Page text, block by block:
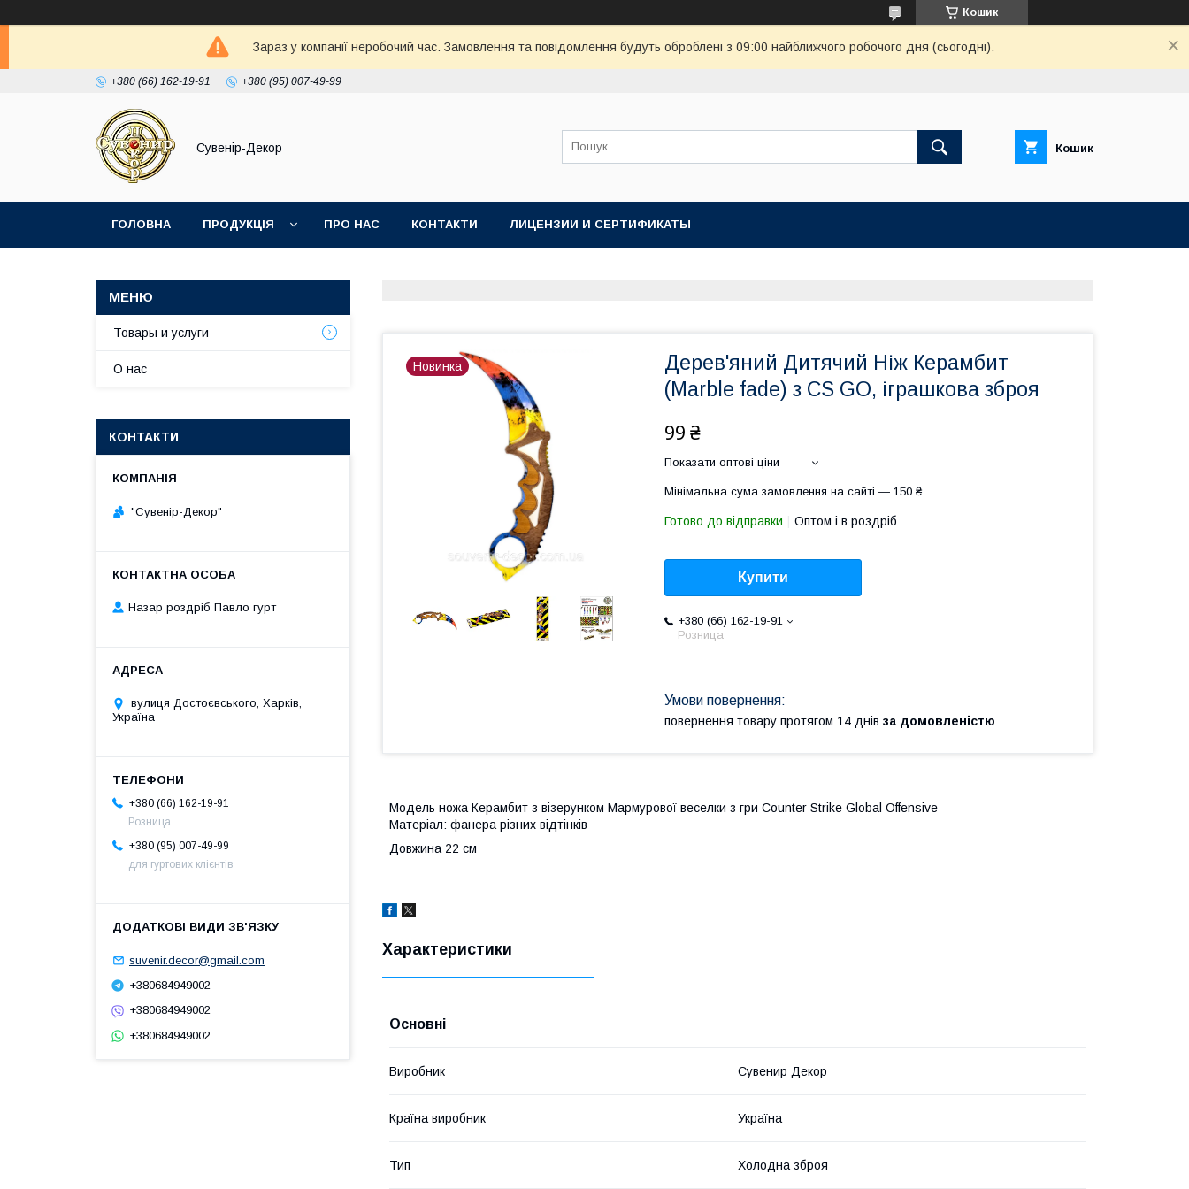
Кошик
Зараз у компанії неробочий час. Замовлення та повідомлення будуть оброблені з 09:00 найближчого робочого дня (сьогодні).
+380 (66) 162-19-91 +380 (95) 007-49-99
Сувенір-Декор Кошик
ГОЛОВНА ПРОДУКЦІЯ ПРО НАС КОНТАКТИ ЛИЦЕНЗИИ И СЕРТИФИКАТЫ
Новинка
Дерев'яний Дитячий Ніж Керамбит
(Marble fade) з CS GO, іграшкова зброя
99 ₴
Показати оптові ціни
Мінімальна сума замовлення на сайті — 150 ₴
Готово до відправки Оптом і в роздріб
Купити
+380 (66) 162-19-91
Розница
повернення товару протягом 14 днів за домовленістю
Модель ножа Керамбит з візерунком Мармурової веселки з гри Counter Strike Global Offensive
Матеріал: фанера різних відтінків
Довжина 22 см
Характеристики
Основні
Виробник Сувенир Декор
Країна виробник Україна
Тип Холодна зброя
Товары и услуги
О нас
КОНТАКТИ
"Сувенір-Декор"
Назар роздріб Павло гурт
вулиця Достоєвського, Харків,
Україна
+380 (66) 162-19-91
Розница
+380 (95) 007-49-99
для гуртових клієнтів
suvenir.decor@gmail.com
+380684949002
+380684949002
+380684949002